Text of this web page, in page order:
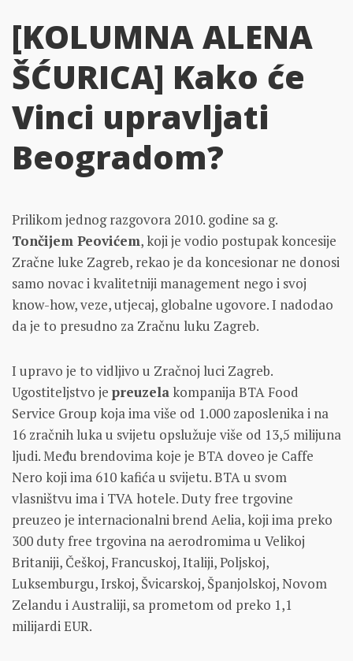
[KOLUMNA ALENA
ŠĆURICA] Kako će
Vinci upravljati
Beogradom?
Prilikom jednog razgovora 2010. godine sa g.
Tončijem Peovićem, koji je vodio postupak koncesije
Zračne luke Zagreb, rekao je da koncesionar ne donosi
samo novac i kvalitetniji management nego i svoj
know-how, veze, utjecaj, globalne ugovore. I nadodao
da je to presudno za Zračnu luku Zagreb.
I upravo je to vidljivo u Zračnoj luci Zagreb.
Ugostiteljstvo je preuzelakompanija BTA Food
Service Group koja ima više od 1.000 zaposlenika i na
16 zračnih luka u svijetu opslužuje više od 13,5 milijuna
ljudi. Među brendovima koje je BTA doveo je Caffe
Nero koji ima 610 kafića u svijetu. BTA u svom
vlasništvu ima i TVA hotele. Duty free trgovine
preuzeo je internacionalni brend Aelia, koji ima preko
300 duty free trgovina na aerodromima u Velikoj
Britaniji, Češkoj, Francuskoj, Italiji, Poljskoj,
Luksemburgu, Irskoj, Švicarskoj, Španjolskoj, Novom
Zelandu i Australiji, sa prometom od preko 1,1
milijardi EUR.